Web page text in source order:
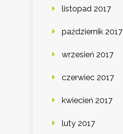
listopad 2017
październik 2017
wrzesień 2017
czerwiec 2017
kwiecień 2017
luty 2017